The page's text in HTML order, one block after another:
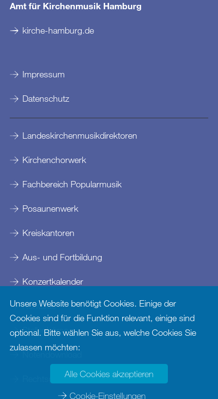
Amt für Kirchenmusik Hamburg
kirche-hamburg.de
Impressum
Datenschutz
Landeskirchenmusikdirektoren
Kirchenchorwerk
Fachbereich Popularmusik
Posaunenwerk
Kreiskantoren
Aus- und Fortbildung
Konzertkalender
Kontakte
Stellenbörse
Rechtsgrundlagen
Unsere Website benötigt Cookies. Einige der
Cookies sind für die Funktion relevant, einige sind
optional. Bitte wählen Sie aus, welche Cookies Sie
zulassen möchten:
Alle Cookies akzeptieren
Cookie-Einstellungen